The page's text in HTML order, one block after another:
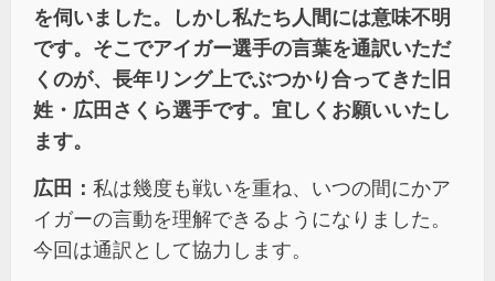
を伺いました。しかし私たち人間には意味不明
です。そこでアイガー選手の言葉を通訳いただ
くのが、長年リング上でぶつかり合ってきた旧
姓・広田さくら選手です。宜しくお願いいたし
ます。
広田： 私は幾度も戦いを重ね、いつの間にかア
イガーの言動を理解できるようになりました。
今回は通訳として協力します。